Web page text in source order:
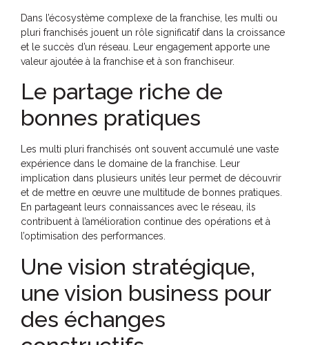
Dans l’écosystème complexe de la franchise, les multi ou
pluri franchisés jouent un rôle significatif dans la croissance
et le succès d’un réseau. Leur engagement apporte une
valeur ajoutée à la franchise et à son franchiseur.
Le partage riche de
bonnes pratiques
Les multi pluri franchisés ont souvent accumulé une vaste
expérience dans le domaine de la franchise. Leur
implication dans plusieurs unités leur permet de découvrir
et de mettre en œuvre une multitude de bonnes pratiques.
En partageant leurs connaissances avec le réseau, ils
contribuent à l’amélioration continue des opérations et à
l’optimisation des performances.
Une vision stratégique,
une vision business pour
des échanges